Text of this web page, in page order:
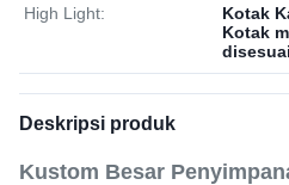
High Light: Kotak
Kotak
Deskripsi produk
Kustom Besar